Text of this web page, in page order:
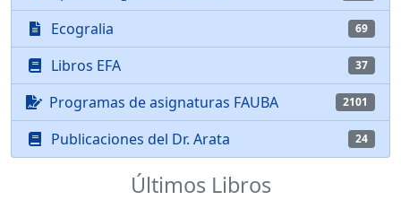
Ecogralia 69
Libros EFA 37
Programas de asignaturas FAUBA 2101
Publicaciones del Dr. Arata 24
Últimos Libros